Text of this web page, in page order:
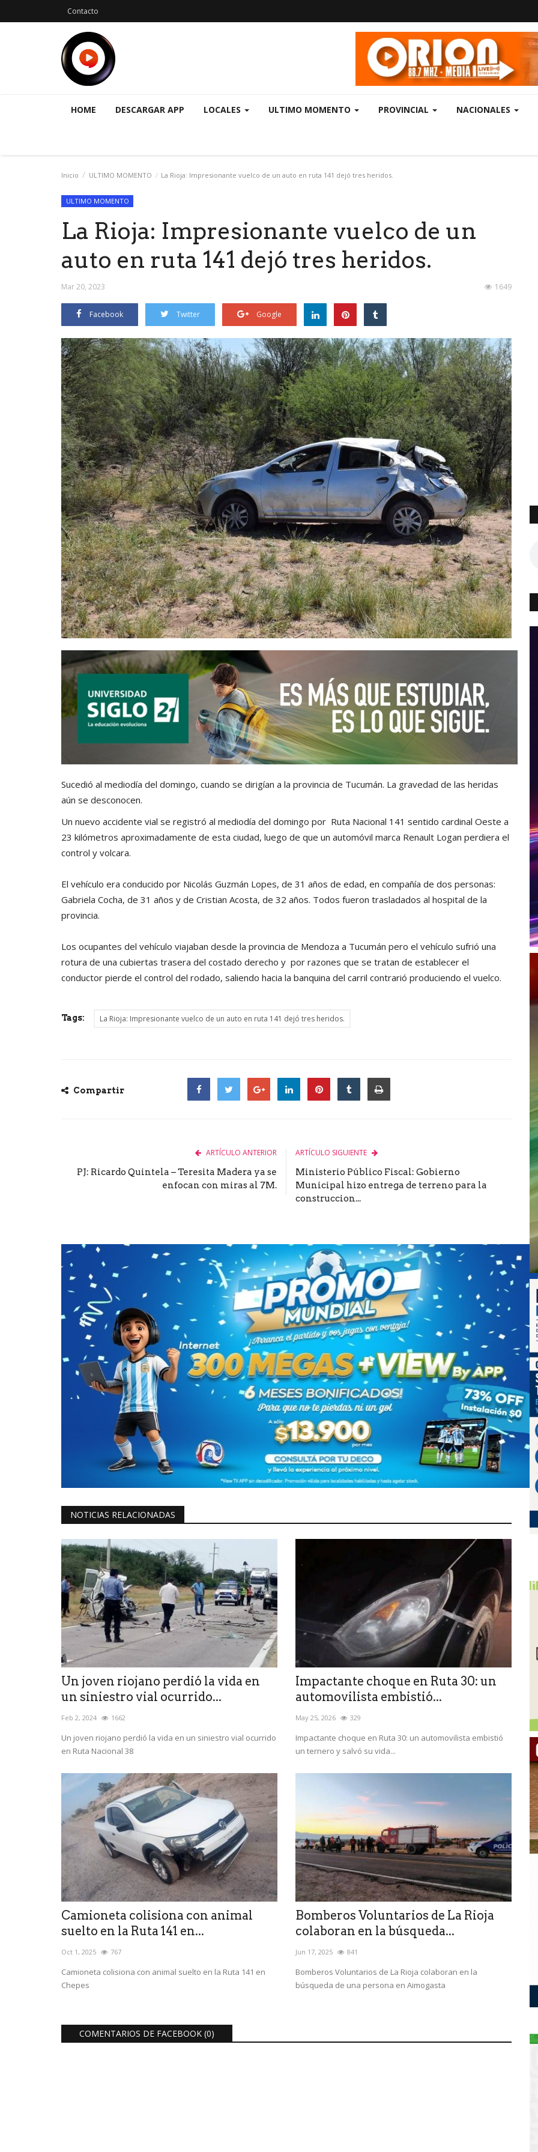
Contacto
HOME DESCARGAR APP LOCALES ULTIMO MOMENTO PROVINCIAL NACIONALES
Inicio ULTIMO MOMENTO La Rioja: Impresionante vuelco de un auto en ruta 141 dejó tres heridos.
ULTIMO MOMENTO
La Rioja: Impresionante vuelco de un
auto en ruta 141 dejó tres heridos.
Mar 20, 2023 1649
Facebook Twitter Google
Sucedió al mediodía del domingo, cuando se dirigían a la provincia de Tucumán. La gravedad de las heridas
aún se desconocen.
Un nuevo accidente vial se registró al mediodía del domingo por Ruta Nacional 141 sentido cardinal Oeste a
23 kilómetros aproximadamente de esta ciudad, luego de que un automóvil marca Renault Logan perdiera el
control y volcara.
El vehículo era conducido por Nicolás Guzmán Lopes, de 31 años de edad, en compañía de dos personas:
Gabriela Cocha, de 31 años y de Cristian Acosta, de 32 años. Todos fueron trasladados al hospital de la
provincia.
Los ocupantes del vehículo viajaban desde la provincia de Mendoza a Tucumán pero el vehículo sufrió una
rotura de una cubiertas trasera del costado derecho y por razones que se tratan de establecer el
conductor pierde el control del rodado, saliendo hacia la banquina del carril contrarió produciendo el vuelco.
Tags: La Rioja: Impresionante vuelco de un auto en ruta 141 dejó tres heridos.
Compartir
ARTÍCULO ANTERIOR
PJ: Ricardo Quintela – Teresita Madera ya se
enfocan con miras al 7M.
ARTÍCULO SIGUIENTE
Ministerio Público Fiscal: Gobierno
Municipal hizo entrega de terreno para la
construccion...
NOTICIAS RELACIONADAS
Un joven riojano perdió la vida en
un siniestro vial ocurrido...
Feb 2, 2024 1662
Un joven riojano perdió la vida en un siniestro vial ocurrido
en Ruta Nacional 38
Impactante choque en Ruta 30: un
automovilista embistió...
May 25, 2026 329
Impactante choque en Ruta 30: un automovilista embistió
un ternero y salvó su vida...
Camioneta colisiona con animal
suelto en la Ruta 141 en...
Oct 1, 2025 767
Camioneta colisiona con animal suelto en la Ruta 141 en
Chepes
Bomberos Voluntarios de La Rioja
colaboran en la búsqueda...
Jun 17, 2025 841
Bomberos Voluntarios de La Rioja colaboran en la
búsqueda de una persona en Aimogasta
COMENTARIOS DE FACEBOOK (0)